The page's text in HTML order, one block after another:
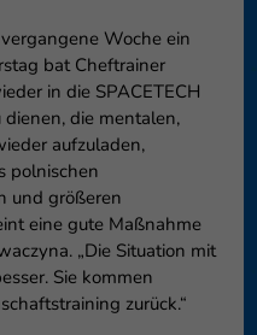
Woche ein
bat Cheftrainer
in die SPACETECH
die mentalen,
aufzuladen,
polnischen
und größeren
eine gute Maßnahme
„Die Situation mit
Sie kommen
zurück.“
erforderlich.
anzeigen
Media-Plattformen werden
von externen Medien akzeptiert
keiner manuellen
anzeigen
Datenschutzerklärung Impressum